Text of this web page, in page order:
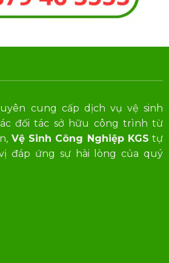
cung cấp dịch vụ vệ sinh
đối tác sở hữu công trình từ
Vệ Sinh Công Nghiệp KGS tự
đáp ứng sự hài lòng của quý